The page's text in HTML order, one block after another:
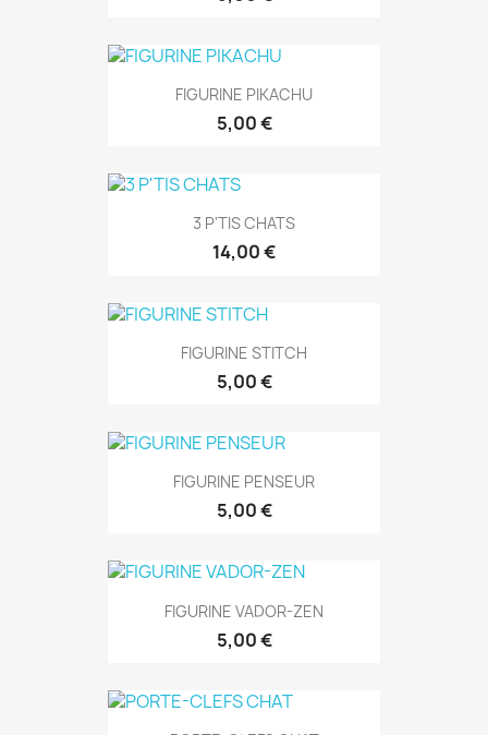
FIGURINE PIKACHU
5,00 €
3 P'TIS CHATS
14,00 €
FIGURINE STITCH
5,00 €
FIGURINE PENSEUR
5,00 €
FIGURINE VADOR-ZEN
5,00 €